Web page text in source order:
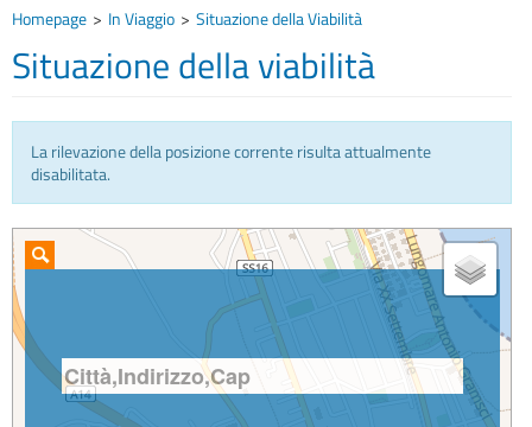
IL CCISS
INFO E MEDIA
IN VIAGGIO
Homepage In Viaggio Situazione della Viabilità
Situazione della viabilità
La rilevazione della posizione corrente risulta attualmente
disabilitata.